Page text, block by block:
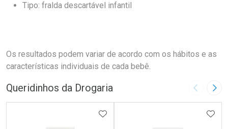
Tipo: fralda descartável infantil
Os resultados podem variar de acordo com os hábitos e as
características individuais de cada bebê.
Queridinhos da Drogaria Imagem
ADICIONAR AOS FAVORITOS